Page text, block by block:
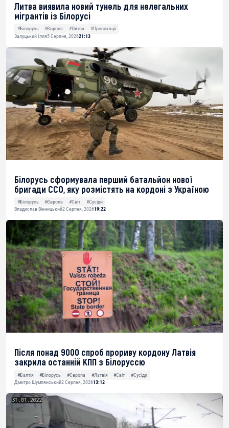
Литва виявила новий тунель для нелегальних
мігрантів із Білорусі
#Білорусь #Європа #Литва
#Провокації
Залуцький Ілля5 Серпня, 202621:13
Білорусь сформувала перший батальйон нової
бригади ССО, яку розмістять на кордоні з Україною
#Білорусь #Європа #Світ
#Сусіди
Владислав Вінницький2 Серпня, 202619:22
Після понад 9000 спроб прориву кордону Латвія
закрила останній КПП з Білоруссю
#Балтія #Білорусь #Європа #Латвія #Світ
#Сусіди
Дмитро Шумлянський2 Серпня, 202613:12